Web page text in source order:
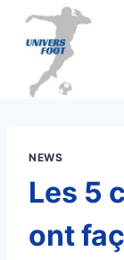
Aller
contenu
NEWS
Les 5
ont